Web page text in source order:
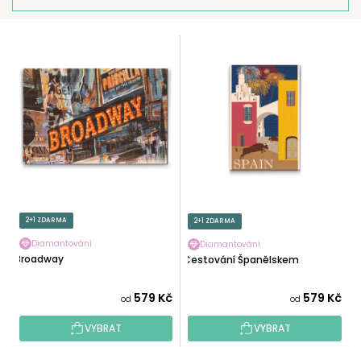
Z
T
ŮU
K
T
2+1 ZDARMA
Diamantování
Broadway
od 579 Kč
VYBRAT
2+1 ZDARMA
Diamantování
Cestování Španělskem
od 579 Kč
VYBRAT